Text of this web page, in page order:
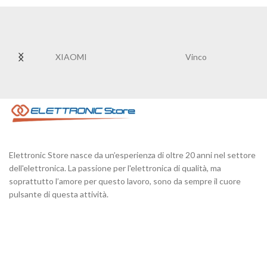
XIAOMI Vinco
Elettronic Store nasce da un’esperienza di oltre 20 anni nel settore
dell'elettronica. La passione per l'elettronica di qualità, ma
soprattutto l’amore per questo lavoro, sono da sempre il cuore
pulsante di questa attività.